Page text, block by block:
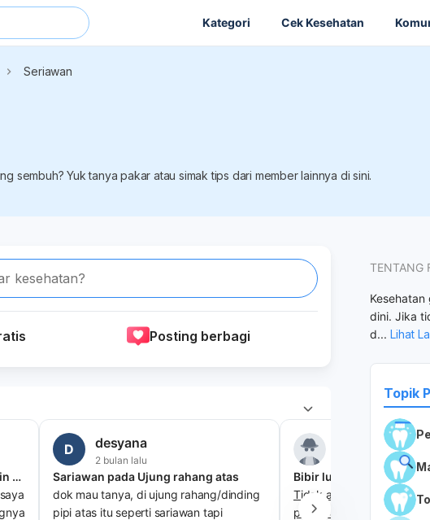
Kategori Cek Kesehatan
Seriawan
sembuh? Yuk tanya pakar atau simak tips dari member lainnya di sini.
kesehatan?
Posting berbagi
Dokter saya habis kiret karena janin saya tidak berkembang dan detak jantungnya tidak berdetak
D desyana
2 bulan lalu
Sariawan pada Ujung rahang atas
dok mau tanya, di ujung rahang/dinding
pipi atas itu seperti sariawan tapi
2 bulan lalu
Bibir luka tiba tiba
Tidak ada rasa apa apa
pinggiran
TENTANG
dini. Jika
d...Lihat
Topik